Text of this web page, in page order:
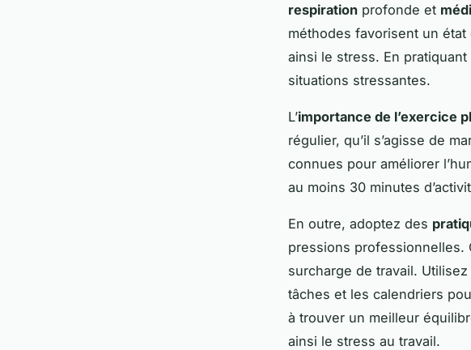
respiration profonde et
méthodes favorisent un
ainsi le stress. En
situations stressantes.
L’importance de l’exercice
régulier, qu’il s’agisse de
connues pour améliorer
au moins 30 minutes
En outre, adoptez des
pressions professionnelles.
surcharge de travail.
tâches et les calendriers
à trouver un meilleur
ainsi le stress au travail.